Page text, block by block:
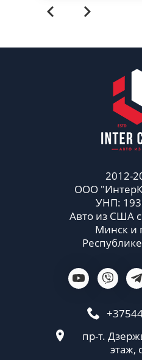
2012-
ООО
УНП:
Авто из США с
Минск и
пр-т.
этаж,